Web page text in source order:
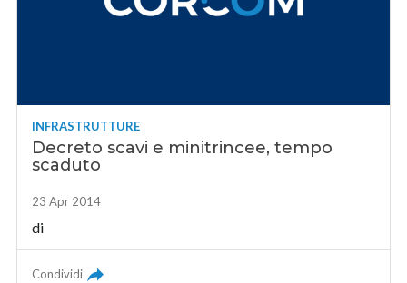
INFRASTRUTTURE
Decreto scavi e minitrincee, tempo
scaduto
23 Apr 2014
di
Condividi